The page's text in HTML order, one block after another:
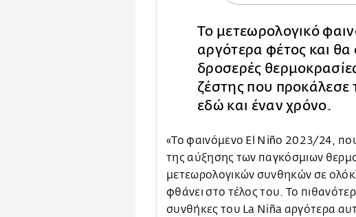
Το μετεωρολογικό
αργότερα φέτος και θα
δροσερές
ζέστης που προκάλεσε
εδώ και έναν χρόνο.
«Το φαινόμενο El Niño 2023/24,
της αύξησης των παγκόσμιων
μετεωρολογικών συνθηκών σε
φθάνει στο τέλος του. Το
συνθήκες του La Niña αργότερα